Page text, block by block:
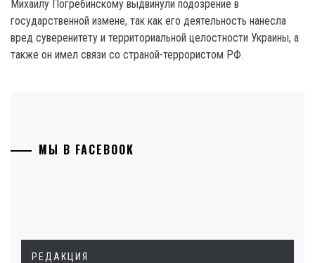
Михаилу Погребинскому выдвинули подозрение в
государственной измене, так как его деятельность нанесла
вред суверенитету и территориальной целостности Украины, а
также он имел связи со страной-террористом РФ.
МЫ В FACEBOOK
РЕДАКЦИЯ